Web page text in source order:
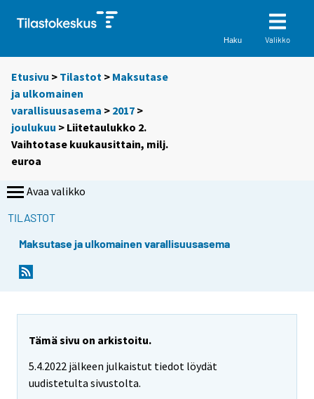
Haku Valikko
Etusivu > Tilastot > Maksutase
ja ulkomainen
varallisuusasema > 2017 >
joulukuu > Liitetaulukko 2.
Vaihtotase kuukausittain, milj.
euroa
Avaa valikko
TILASTOT
Maksutase ja ulkomainen varallisuusasema
Tämä sivu on arkistoitu.
5.4.2022 jälkeen julkaistut tiedot löydät
uudistetulta sivustolta.